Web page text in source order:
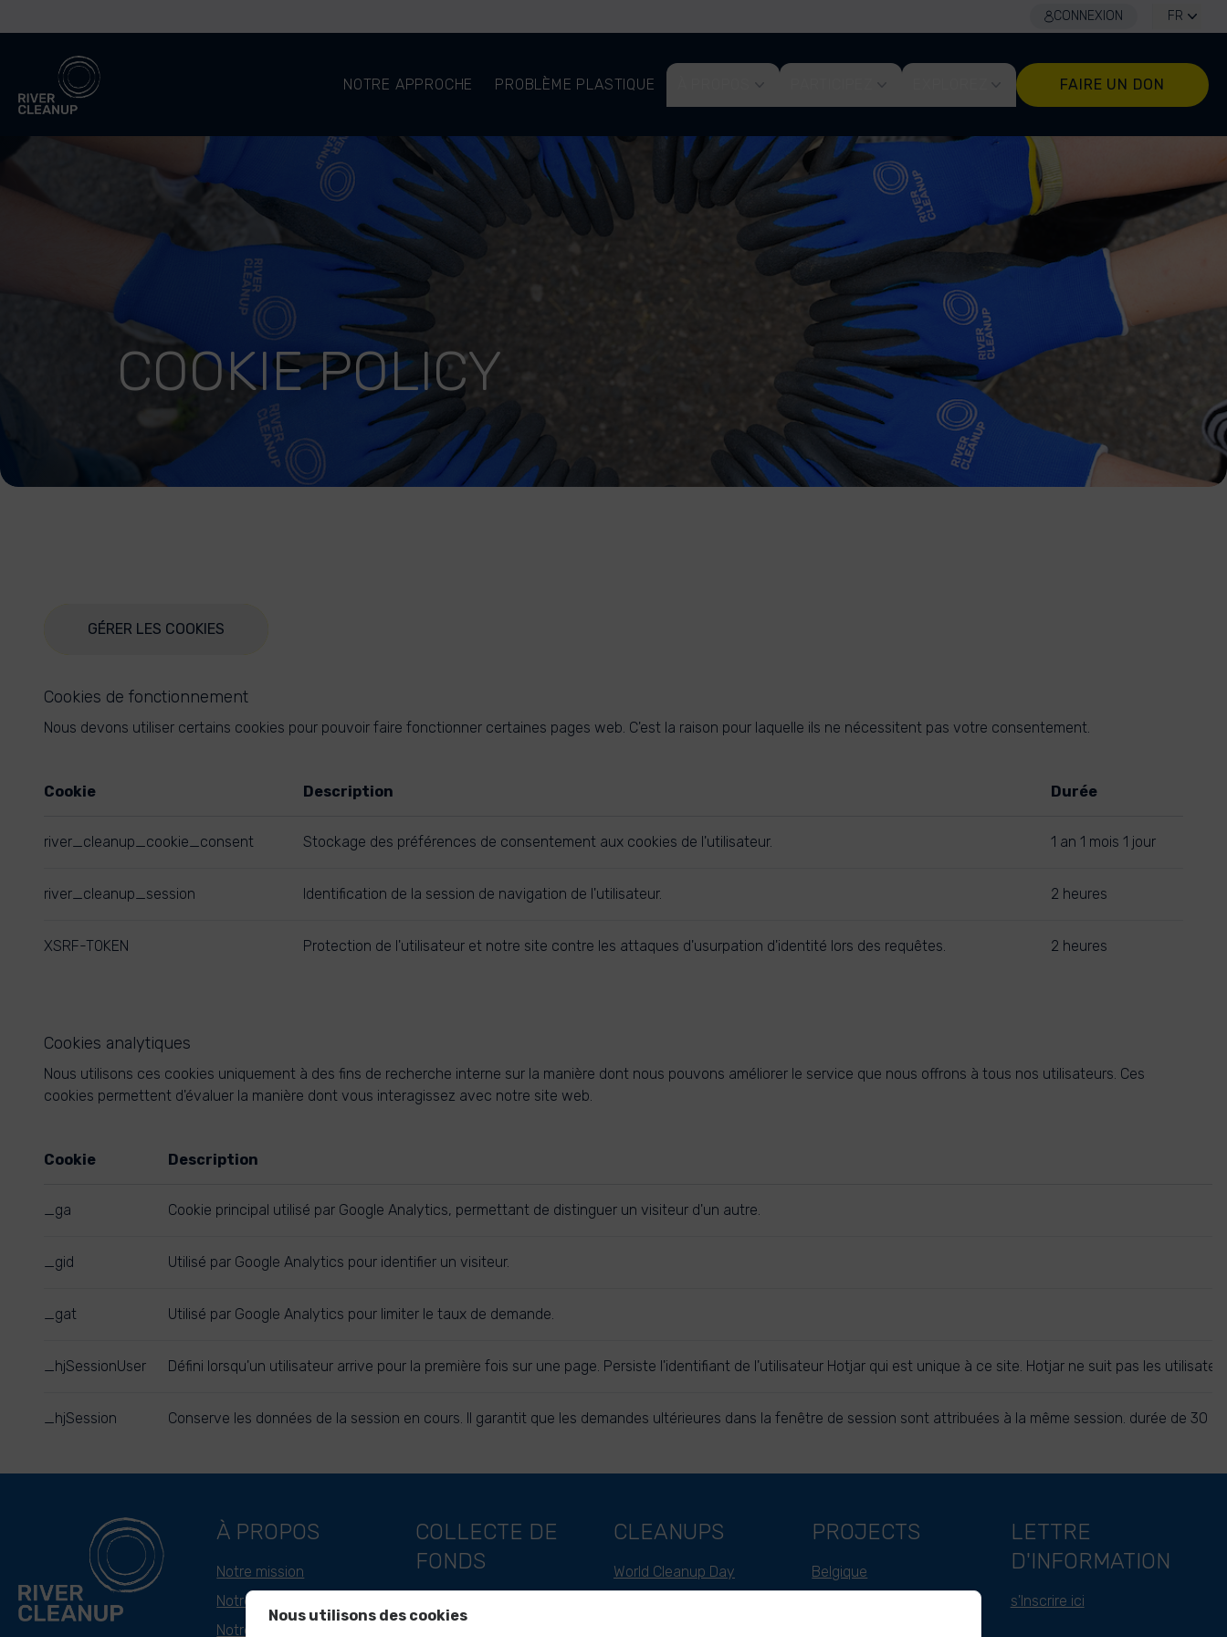
CONNEXION FR
River Cleanup
NOTRE APPROCHE
PROBLÈME PLASTIQUE FAIRE UN DON
COOKIE POLICY
GÉRER LES COOKIES
Cookies de fonctionnement
Nous devons utiliser certains cookies pour pouvoir faire fonctionner certaines pages web. C'est la raison pour laquelle ils ne nécessitent pas votre consentement.
Cookie Description Durée
river_cleanup_cookie_consent Stockage des préférences de consentement aux cookies de l'utilisateur. 1 an 1 mois 1 jour
river_cleanup_session Identification de la session de navigation de l'utilisateur. 2 heures
XSRF-TOKEN Protection de l'utilisateur et notre site contre les attaques d'usurpation d'identité lors des requêtes. 2 heures
Cookies analytiques
Nous utilisons ces cookies uniquement à des fins de recherche interne sur la manière dont nous pouvons améliorer le service que nous offrons à tous nos utilisateurs. Ces
cookies permettent d'évaluer la manière dont vous interagissez avec notre site web.
Cookie Description
_ga Cookie principal utilisé par Google Analytics, permettant de distinguer un visiteur d'un autre.
_gid Utilisé par Google Analytics pour identifier un visiteur.
_gat Utilisé par Google Analytics pour limiter le taux de demande.
_hjSessionUser Défini lorsqu'un utilisateur arrive pour la première fois sur une page. Persiste l'identifiant de l'utilisateur Hotjar qui est unique à ce site. Hotjar ne suit pas les
_hjSession Conserve les données de la session en cours. Il garantit que les demandes ultérieures dans la fenêtre de session sont attribuées à la même session. durée de 30
À PROPOS
Notre mission
Notre approche
Notre histoire
COLLECTE DE
FONDS
CLEANUPS
World Cleanup Day
PROJECTS
Belgique
LETTRE
D'INFORMATION
s'Inscrire ici
Nous utilisons des cookies